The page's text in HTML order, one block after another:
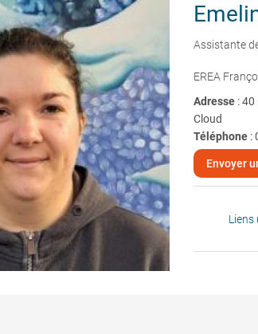
Assistante
EREA
Adresse :
Cloud
Téléphone:
Envoyer
Liens